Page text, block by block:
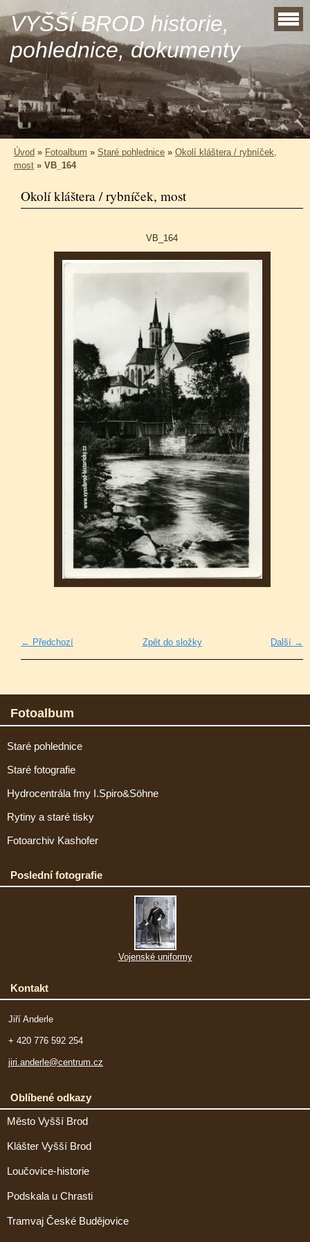
VYŠŠÍ BROD historie,
pohlednice, dokumenty
Úvod » Fotoalbum » Staré pohlednice » Okolí kláštera / rybníček,
most » VB_164
Okolí kláštera / rybníček, most
VB_164
← Předchozí Další →
Zpět do složky
Fotoalbum
Staré pohlednice
Staré fotografie
Hydrocentrála fmy I.Spiro&Söhne
Rytiny a staré tisky
Fotoarchiv Kashofer
Poslední fotografie
Vojenské uniformy
Kontakt
Jiří Anderle
+ 420 776 592 254
jiri.anderle@centrum.cz
Oblíbené odkazy
Město Vyšší Brod
Klášter Vyšší Brod
Loučovice-historie
Podskala u Chrasti
Tramvaj České Budějovice